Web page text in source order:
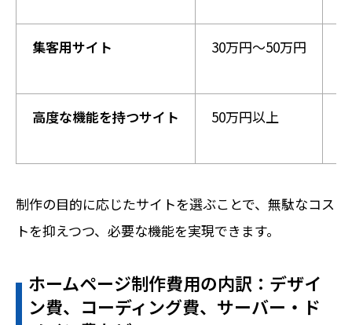
集客用サイト 30万円〜50万円
高度な機能を持つサイト 50万円以上
制作の目的に応じたサイトを選ぶことで、無駄なコス
トを抑えつつ、必要な機能を実現できます。
ホームページ制作費用の内訳：デザイ
ン費、コーディング費、サーバー・ド